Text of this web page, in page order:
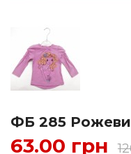
ФБ 285
63.00 грн